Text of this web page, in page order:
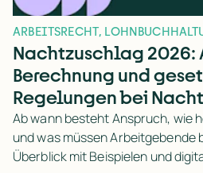
ARBEITSRECHT
Nachtzuschlag 2026:
Berechnung und
Regelungen bei
Ab wann besteht Anspruch, wie
und was müssen Arbeitgebende
Überblick mit Beispielen und